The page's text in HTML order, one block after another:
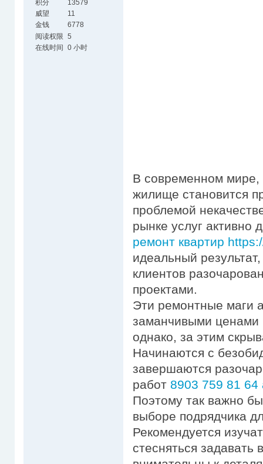
积分
13579
威望
11
金钱
6778
阅读权限 5
在线时间 0 小时
В современном мире,
жилище становится
проблемой
рынке услуг
ремонт квартир
идеальный
клиентов
проектами.
Эти ремонтные маги
заманчивыми
однако, за этим
Начинаются с
завершаются
работ 8903 759 81
Поэтому так важно
выборе подрядчика
Рекомендуется
стесняться